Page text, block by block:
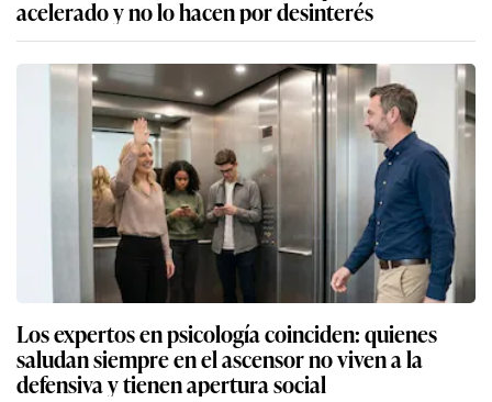
acelerado y no lo hacen por desinterés
Los expertos en psicología coinciden: quienes
saludan siempre en el ascensor no viven a la
defensiva y tienen apertura social